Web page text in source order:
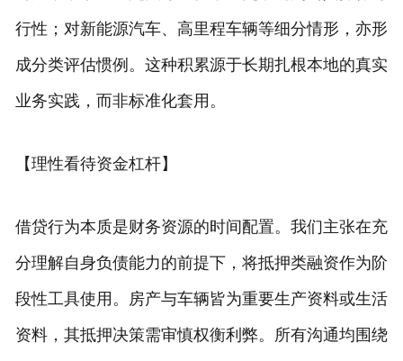
行性；对新能源汽车、高里程车辆等细分情形，亦形
成分类评估惯例。这种积累源于长期扎根本地的真实
业务实践，而非标准化套用。
【理性看待资金杠杆】
借贷行为本质是财务资源的时间配置。我们主张在充
分理解自身负债能力的前提下，将抵押类融资作为阶
段性工具使用。房产与车辆皆为重要生产资料或生活
资料，其抵押决策需审慎权衡利弊。所有沟通均围绕